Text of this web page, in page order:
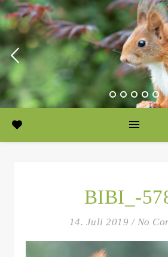
BIBI_-
14. Juli 2019 / No